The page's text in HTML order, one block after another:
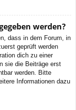
werden?
dass in dem Forum, in
geprüft werden
dich zu einer
sie die Beiträge erst
werden. Bitte
Informationen dazu